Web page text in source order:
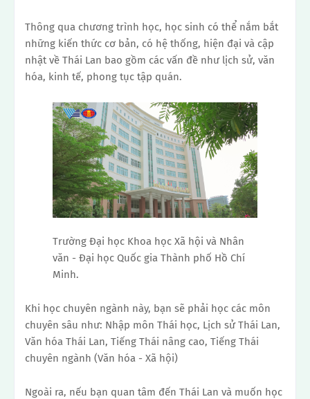
Thông qua chương trình học, học sinh có thể nắm bắt
những kiến ​​thức cơ bản, có hệ thống, hiện đại và cập
nhật về Thái Lan bao gồm các vấn đề như lịch sử, văn
hóa, kinh tế, phong tục tập quán.
Trường Đại học Khoa học Xã hội và Nhân
văn - Đại học Quốc gia Thành phố Hồ Chí
Minh.
Khi học chuyên ngành này, bạn sẽ phải học các môn
chuyên sâu như: Nhập môn Thái học, Lịch sử Thái Lan,
Văn hóa Thái Lan, Tiếng Thái nâng cao, Tiếng Thái
chuyên ngành (Văn hóa - Xã hội)
Ngoài ra, nếu bạn quan tâm đến Thái Lan và muốn học